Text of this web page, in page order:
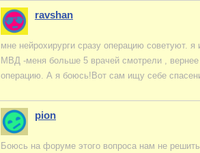
ravshan
мне нейрохирурги сразу операцию советуют.
МВД -меня больше 5 врачей смотрели ,
операцию. А я боюсь!Вот сам ищу себе
pion
Боюсь на форуме этого вопроса нам не